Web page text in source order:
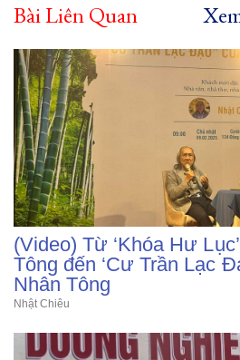
Bài Liên Quan
(Video) Từ ‘Khóa Hư
Tông đến ‘Cư Trần Lạc
Nhân Tông
Nhật Chiêu